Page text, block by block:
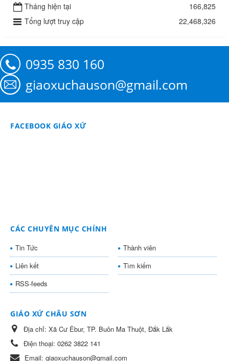
Tháng hiện tại
166,825
Tổng lượt truy cập
22,468,326
0935 830 160
giaoxuchauson@gmail.com
FACEBOOK GIÁO XỨ
CÁC CHUYÊN MỤC CHÍNH
Tin Tức
Thành viên
Liên kết
Tìm kiếm
RSS-feeds
GIÁO XỨ CHÂU SƠN
Địa chỉ: Xã Cư Êbur, TP. Buôn Ma Thuột, Đắk Lắk
Điện thoại: 0262 3822 141
Email: giaoxuchauson@gmail.com